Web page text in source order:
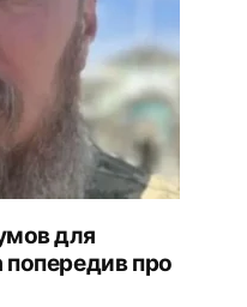
для
попередив про